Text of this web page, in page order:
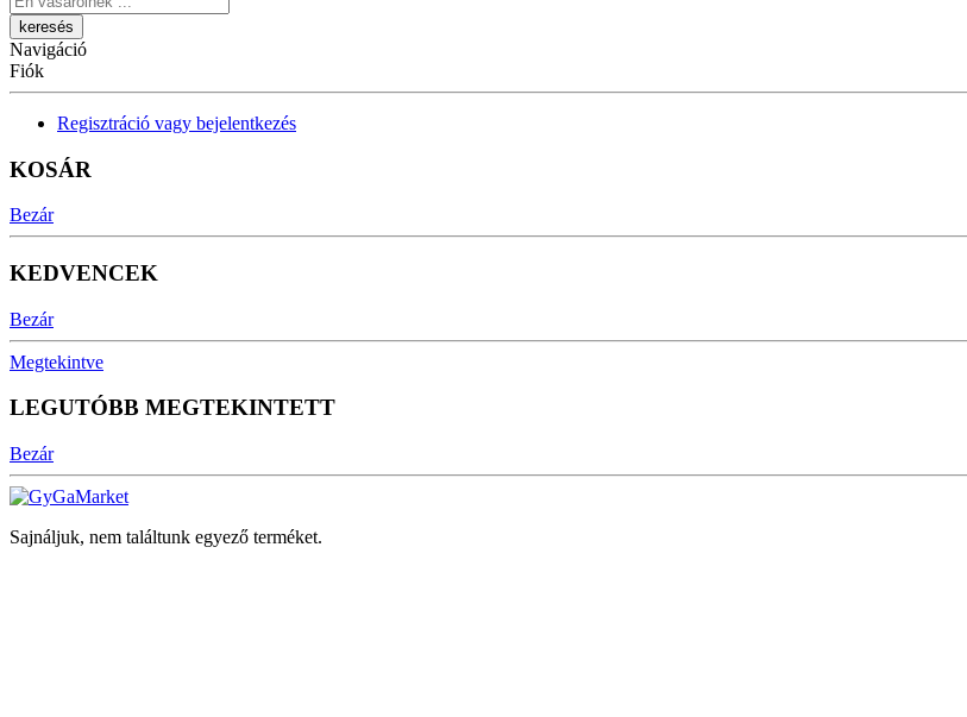
Navigáció
Fiók
Regisztráció vagy bejelentkezés
KOSÁR
Bezár
KEDVENCEK
Bezár
Megtekintve
LEGUTÓBB MEGTEKINTETT
Bezár
Sajnáljuk, nem találtunk egyező terméket.